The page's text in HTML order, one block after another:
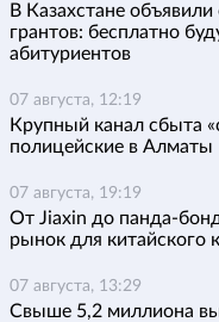
В Казахстане
грантов: бесплатно
абитуриентов
07 августа, 12:19
Крупный канал сбыта
полицейские в Алматы
07 августа, 19:19
От Jiaxin до панда-
рынок для китайского
07 августа, 13:29
Свыше 5,2 миллиона